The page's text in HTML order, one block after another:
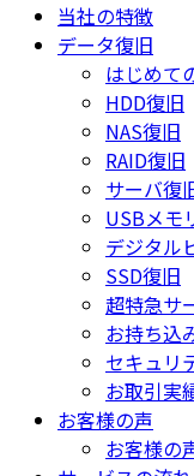
当社の特徴
データ復旧
はじめて
HDD復旧
NAS復旧
RAID復旧
サーバ復
USBメモ
デジタル
SSD復旧
超特急サ
お持ち込
セキュリ
お取引実
お客様の声
お客様の